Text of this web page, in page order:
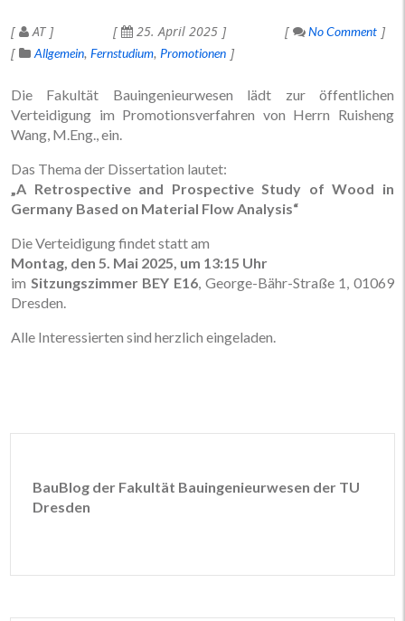
AT 25. April 2025
No Comment
Allgemein Fernstudium Promotionen
Die Fakultät Bauingenieurwesen lädt zur öffentlichen
Verteidigung im Promotionsverfahren von Herrn Ruisheng
Wang, M.Eng., ein.
Das Thema der Dissertation lautet:
„A Retrospective and Prospective Study of Wood in
Germany Based on Material Flow Analysis“
Die Verteidigung findet statt am
Montag, den 5. Mai 2025, um 13:15 Uhr
im Sitzungszimmer BEY E16, George-Bähr-Straße 1, 01069
Dresden.
Alle Interessierten sind herzlich eingeladen.
BauBlog der Fakultät Bauingenieurwesen der TU
Dresden